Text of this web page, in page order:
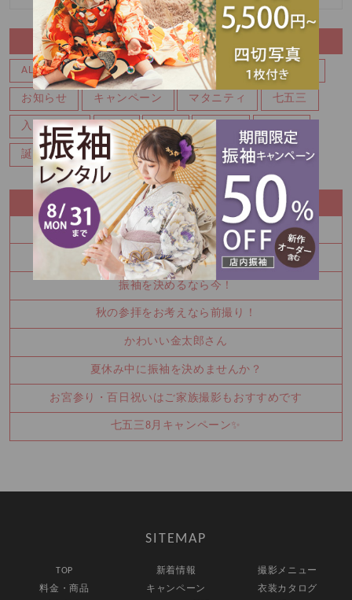
CATEGORY
ALL ALL BABY イベント お宮参り・百日
お知らせ キャンペーン マタニティ 七五三
入園・入学 写真 卒業 卒業袴
誕生日・バースデー
RECENT ENTRY
七五三
100日祝い撮影もできます♪
振袖を決めるなら今！
秋の参拝をお考えなら前撮り！
かわいい金太郎さん
夏休み中に振袖を決めませんか？
お宮参り・百日祝いはご家族撮影もおすすめです
七五三8月キャンペーン✨
SITEMAP
TOP 新着情報
撮影メニュー
料金・商品
キャンペーン
衣装カタログ